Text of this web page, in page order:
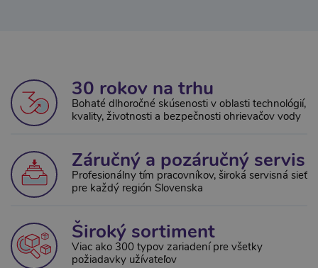
30 rokov na trhu
Bohaté dlhoročné skúsenosti v oblasti technológií,
kvality, životnosti a bezpečnosti ohrievačov vody
Záručný a pozáručný servis
Profesionálny tím pracovníkov, široká servisná sieť
pre každý región Slovenska
Široký sortiment
Viac ako 300 typov zariadení pre všetky
požiadavky užívateľov